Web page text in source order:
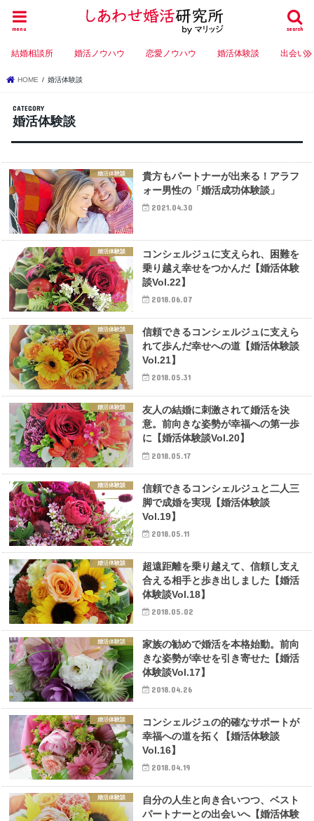
search
menu
結婚相談所 婚活ノウハウ 恋愛ノウハウ 婚活体験談 出会い
HOME 婚活体験談
婚活体験談
婚活体験談
貴方もパートナーが出来る！アラフ
ォー男性の「婚活成功体験談」
2021.04.30
婚活体験談
コンシェルジュに支えられ、困難を
乗り越え幸せをつかんだ【婚活体験
談Vol.22】
2018.06.07
婚活体験談
信頼できるコンシェルジュに支えら
れて歩んだ幸せへの道【婚活体験談
Vol.21】
2018.05.31
婚活体験談
友人の結婚に刺激されて婚活を決
意。前向きな姿勢が幸福への第一歩
に【婚活体験談Vol.20】
2018.05.17
婚活体験談
信頼できるコンシェルジュと二人三
脚で成婚を実現【婚活体験談
Vol.19】
2018.05.11
婚活体験談
超遠距離を乗り越えて、信頼し支え
合える相手と歩き出しました【婚活
体験談Vol.18】
2018.05.02
婚活体験談
家族の勧めで婚活を本格始動。前向
きな姿勢が幸せを引き寄せた【婚活
体験談Vol.17】
2018.04.26
婚活体験談
コンシェルジュの的確なサポートが
幸福への道を拓く【婚活体験談
Vol.16】
2018.04.19
婚活体験談
自分の人生と向き合いつつ、ベスト
パートナーとの出会いへ【婚活体験